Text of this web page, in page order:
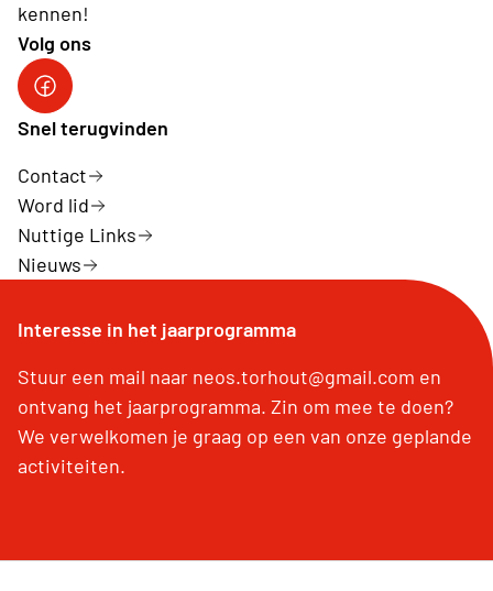
kennen!
Volg ons
Neos Facebook
Snel terugvinden
Contact
Word lid
Nuttige Links
Nieuws
Interesse in het jaarprogramma
Stuur een mail naar neos.torhout@gmail.com en
ontvang het jaarprogramma. Zin om mee te doen?
We verwelkomen je graag op een van onze geplande
activiteiten.